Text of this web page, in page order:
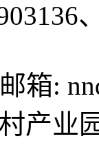
邮箱:
产业